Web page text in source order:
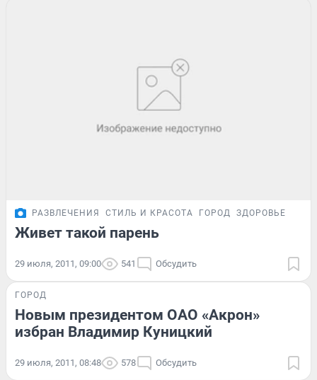
РАЗВЛЕЧЕНИЯ СТИЛЬ И КРАСОТА ГОРОД ЗДОРОВЬЕ
Живет такой парень
29 июля, 2011, 09:00 541 Обсудить
ГОРОД
Новым президентом ОАО «Акрон»
избран Владимир Куницкий
29 июля, 2011, 08:48 578 Обсудить